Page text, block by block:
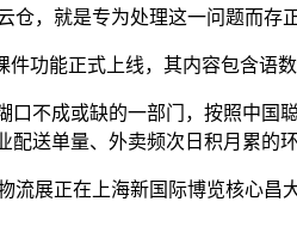
仓，就是专为处理这一问题而存正
能正式上线，其内容包含语
不成或缺的一部门，按照中国
配送单量、外卖频次日积月累的
展正在上海新国际博览核心